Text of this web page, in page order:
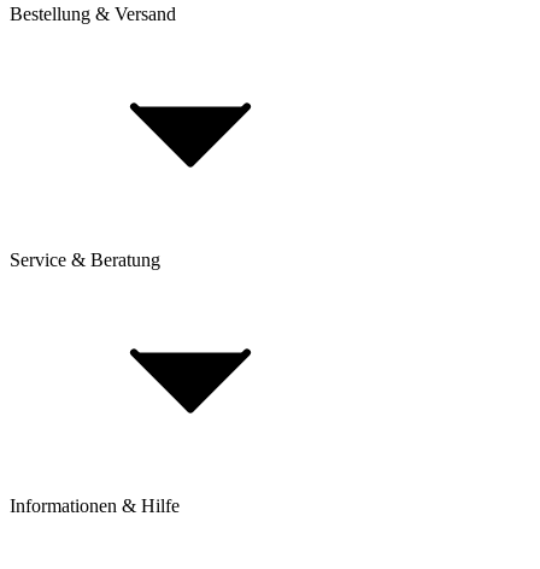
Bestellung & Versand
Dienstrad-Leasing
Retouren & Reklamationen
Service & Beratung
Rahmenhöhe bestimmen
Informationen & Hilfe